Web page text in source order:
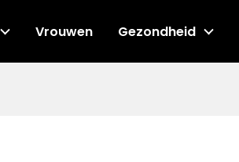
Vrouwen Gezondheid